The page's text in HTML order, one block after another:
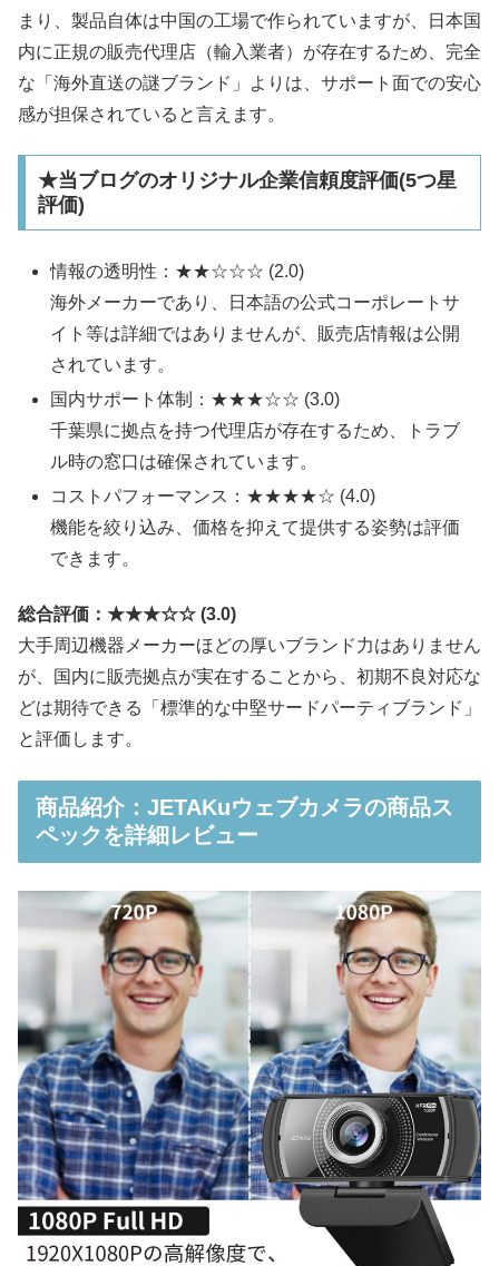
まり、製品自体は中国の工場で作られていますが、日本国
内に正規の販売代理店（輸入業者）が存在するため、完全
な「海外直送の謎ブランド」よりは、サポート面での安心
感が担保されていると言えます。​
★当ブログのオリジナル企業信頼度評価(5つ星
評価)
情報の透明性：★★☆☆☆ (2.0)
海外メーカーであり、日本語の公式コーポレートサ
イト等は詳細ではありませんが、販売店情報は公開
されています。
国内サポート体制：★★★☆☆ (3.0)
千葉県に拠点を持つ代理店が存在するため、トラブ
ル時の窓口は確保されています。
コストパフォーマンス：★★★★☆ (4.0)
機能を絞り込み、価格を抑えて提供する姿勢は評価
できます。
総合評価：★★★☆☆ (3.0)
大手周辺機器メーカーほどの厚いブランド力はありません
が、国内に販売拠点が実在することから、初期不良対応な
どは期待できる「標準的な中堅サードパーティブランド」
と評価します。
商品紹介：JETAKuウェブカメラの商品ス
ペックを詳細レビュー